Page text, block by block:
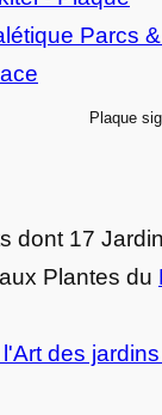
Plaque
dont 17
Plantes du
des